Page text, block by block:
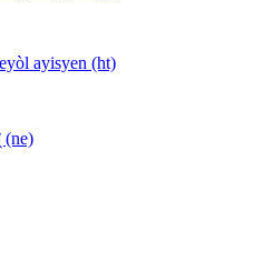
ayisyen (ht)
(ne)